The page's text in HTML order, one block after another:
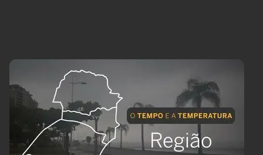
Brasil
Brasil Mineral
Tecnologia
Cinema
Comportamento
Cultura
Economia
Educação
Infraestrutura
Internacional
Meio Ambiente
Podcast
Política
Saúde